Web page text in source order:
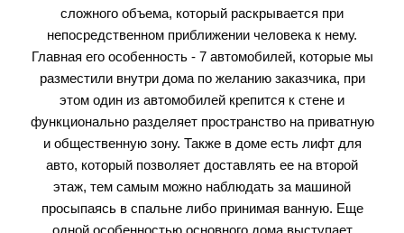
сложного объема, который раскрывается при
непосредственном приближении человека к нему.
Главная его особенность - 7 автомобилей, которые мы
разместили внутри дома по желанию заказчика, при
этом один из автомобилей крепится к стене и
функционально разделяет пространство на приватную
и общественную зону. Также в доме есть лифт для
авто, который позволяет доставлять ее на второй
этаж, тем самым можно наблюдать за машиной
просыпаясь в спальне либо принимая ванную. Еще
одной особенностью основного дома выступает